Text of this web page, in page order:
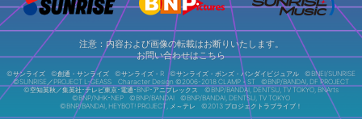
注意：内容および画像の転載はお断りいたします。
お問い合わせはこちら
©サンライズ ©創通・サンライズ ©サンライズ・R ©サンライズ・ボンズ・バンダイビジュアル
©BNEI/SUNRISE
©SUNRISE／PROJECT L-GEASS Character Design ©2006-2018 CLAMP・ST
©BNP/BANDAI, DF PROJECT
©空知英秋／集英社･テレビ東京･電通･BNP･アニプレックス
©BNP/BANDAI, DENTSU, TV TOKYO, BNArts
©BNP/NHK･NEP
©BNP/BANDAI
©BNP/BANDAI, DENTSU, TV TOKYO
©BNP/BANDAI, HEYBOT! PROJECT, メ～テレ
©2013 プロジェクトラブライブ！